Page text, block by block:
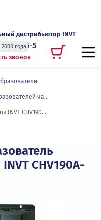
дистрибьютор INVT
года
135-135-5
звонок
Специализированная серия преобразователей частоты для подъемных кранов и механизмов CHV190
Векторный преобразователь частоты INVT CHV190A-037-4
CHV190A-